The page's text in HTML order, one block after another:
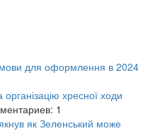
для оформлення в 2024
хресної ходи
1
як Зеленський може